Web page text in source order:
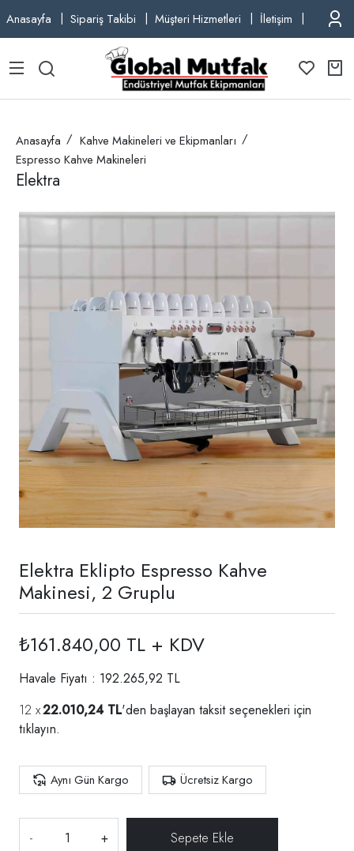
Anasayfa Sipariş Takibi Müşteri Hizmetleri İletişim TEL:
Anasayfa
Kahve Makineleri ve Ekipmanları
Espresso Kahve Makineleri
Elektra
Elektra Eklipto Espresso Kahve
Makinesi, 2 Gruplu
₺161.840,00 TL + KDV
Havale Fiyatı : 192.265,92 TL
22.010,24 TL'den başlayan taksit seçenekleri için
tıklayın.
Aynı Gün Kargo Ücretsiz Kargo
- +